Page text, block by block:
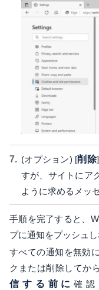
(オプション) [削除
すが、サイトにア
ように求めるメッ
手順を完了すると、
プに通知をプッシュし
すべての通知を無効
クまたは削除してか
信する前に確